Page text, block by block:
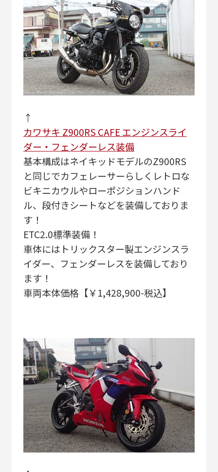
↑
カワサキ Z900RS CAFE エンジンスライ
ダー・フェンダーレス装備
基本構成はネイキッドモデルのZ900RS
と同じでカフェレーサーらしくレトロな
ビキニカウルやローポジションハンド
ル、段付きシートなどを装備しておりま
す！
ETC2.0標準装備！
車体にはトリックスター製エンジンスラ
イダー、フェンダーレスを装備しており
ます！
車両本体価格【￥1,428,900-税込】